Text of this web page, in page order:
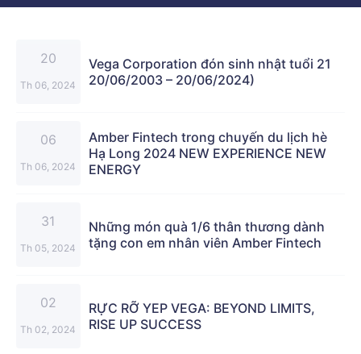
20
Th 06, 2024
Vega Corporation đón sinh nhật tuổi 21
20/06/2003 – 20/06/2024)
06
Th 06, 2024
Amber Fintech trong chuyến du lịch hè
Hạ Long 2024 NEW EXPERIENCE NEW
ENERGY
31
Th 05, 2024
Những món quà 1/6 thân thương dành
tặng con em nhân viên Amber Fintech
02
Th 02, 2024
RỰC RỠ YEP VEGA: BEYOND LIMITS,
RISE UP SUCCESS